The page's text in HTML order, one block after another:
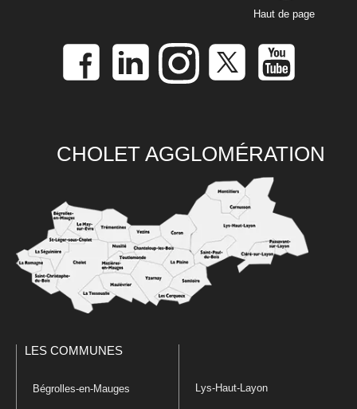
Haut de page
CHOLET AGGLOMÉRATION
LES COMMUNES
Bégrolles-en-Mauges Lys-Haut-Layon